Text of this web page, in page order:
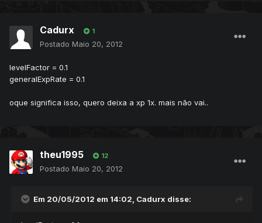
Cadurx 1
Postado Maio 20, 2012
levelFactor = 0.1
generalExpRate = 0.1
oque significa isso, quero deixa a xp 1x. mais não vai..
theu1995 12
Postado Maio 20, 2012
Em 20/05/2012 em 14:02, Cadurx disse: